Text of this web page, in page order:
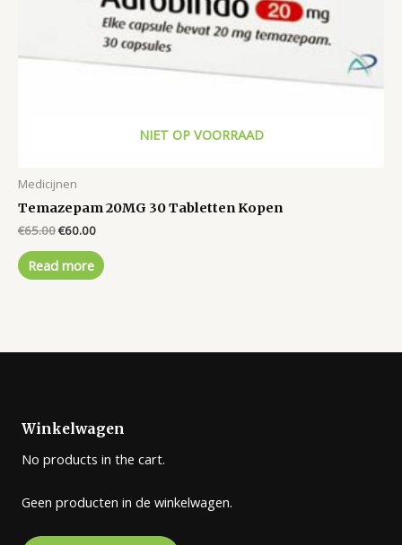
NIET OP VOORRAAD
Medicijnen
Temazepam 20MG 30 Tabletten Kopen
€65.00Original
was:
€65.00.
€60.00Current
is:
€60.00.
Read more
Winkelwagen
No products in the cart.
Geen producten in de winkelwagen.